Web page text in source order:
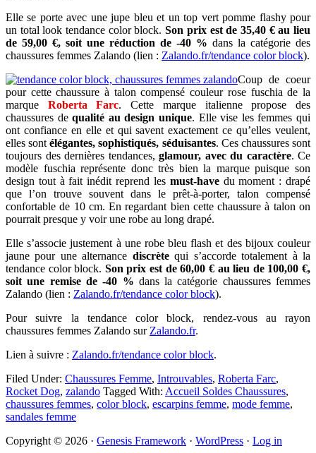
Elle se porte avec une jupe bleu et un top vert pomme flashy pour
un total look tendance color block.Son prix est de 35,40 € au lieu
de 59,00 €, soit une réduction de -40 % dans la catégorie des
chaussures femmes Zalando (lien : Zalando.fr/tendance color block).
Coup de coeur
pour cette chaussure à talon compensé couleur rose fuschia de la
marque Roberta Farc. Cette marque italienne propose des
chaussures dequalité au design unique. Elle vise les femmes qui
ont confiance en elle et qui savent exactement ce qu’elles veulent,
elles sont élégantes, sophistiqués, séduisantes. Ces chaussures sont
toujours des dernières tendances, glamour, avec du caractère. Ce
modèle fuschia représente donc très bien la marque puisque son
design tout à fait inédit reprend les must-havedu moment : drapé
que l’on trouve souvent dans le prêt-à-porter, talon compensé
confortable de 10 cm. En regardant bien cette chaussure à talon on
pourrait presque y voir une robe au long drapé.
Elle s’associe justement à une robe bleu flash et des bijoux couleur
jaune pour une alternance discrètequi s’accorde totalement à la
tendance color block. Son prix est de 60,00 € au lieu de 100,00 €,
soit une remise de -40 % dans la catégorie chaussures femmes
Zalando (lien : Zalando.fr/tendance color block).
Pour suivre la tendance color block, rendez-vous au rayon
chaussures femmes Zalando sur Zalando.fr.
Lien à suivre : Zalando.fr/tendance color block.
Filed Under: Chaussures Femme, Introuvables, Roberta Farc,
Rocket Dog, zalando Tagged With: Accueil Soldes Chaussures,
chaussures femmes, color block, escarpins femme, mode femme,
sandales femme
Primary
Copyright © 2026 · Genesis Framework · WordPress · Log in